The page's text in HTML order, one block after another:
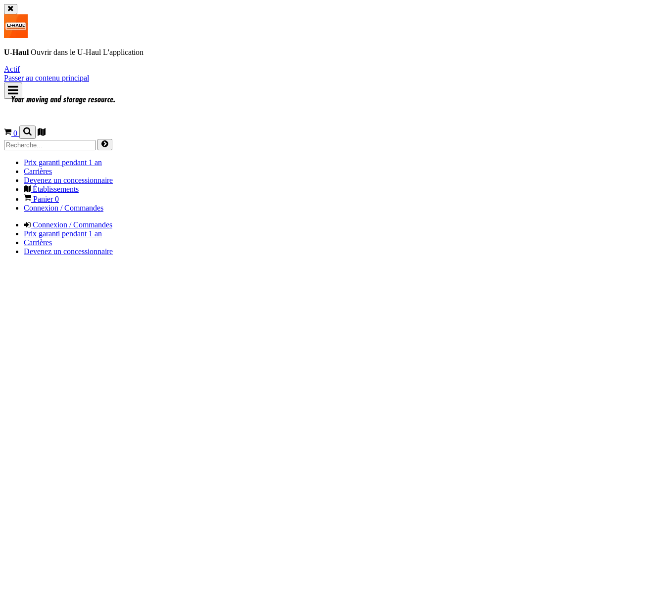
U-Haul Ouvrir dans le U-Haul L'application
Actif
Passer au contenu principal
0
Prix garanti pendant 1 an
Carrières
Devenez un concessionnaire
Établissements
Panier0
Connexion / Commandes
Connexion / Commandes
Prix garanti pendant 1 an
Carrières
Devenez un concessionnaire